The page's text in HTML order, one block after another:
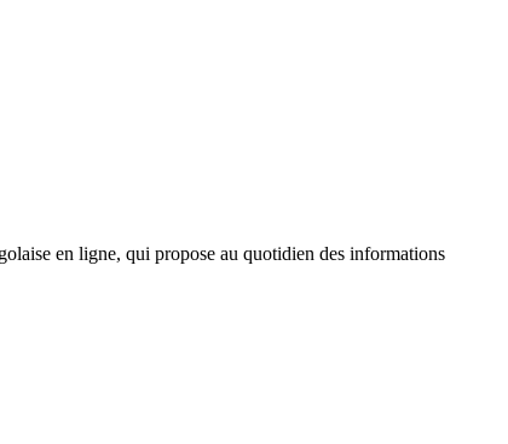
en ligne, qui propose au quotidien des informations